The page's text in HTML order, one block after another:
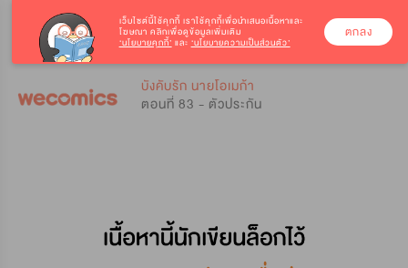
บังคับรัก นายโอเมก้า
ตอนที่ 83 - ตัวประกัน
เว็บไซต์นี้ใช้คุกกี้ เราใช้คุกกี้เพื่อนำเสนอเนื้อหาและ
โฆษณา คลิกเพื่อดูข้อมูลเพิ่มเติม
‘นโยบายคุกกี้’ และ ‘นโยบายความเป็นส่วนตัว’
ตกลง